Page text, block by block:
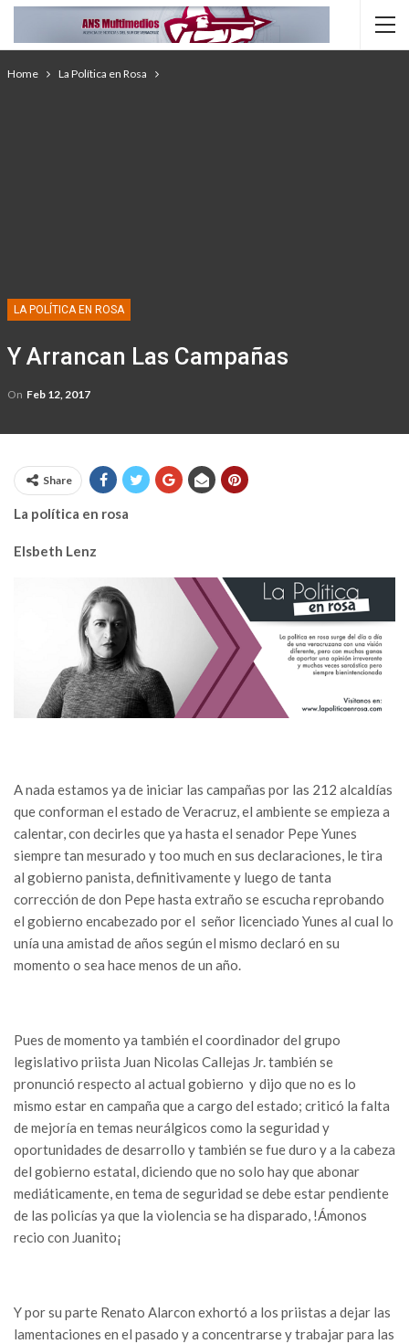
Home La Política en Rosa
LA POLÍTICA EN ROSA
Y Arrancan Las Campañas
On Feb 12, 2017
Share
La política en rosa
Elsbeth Lenz
A nada estamos ya de iniciar las campañas por las 212 alcaldías
que conforman el estado de Veracruz, el ambiente se empieza a
calentar, con decirles que ya hasta el senador Pepe Yunes
siempre tan mesurado y too much en sus declaraciones, le tira
al gobierno panista, definitivamente y luego de tanta
corrección de don Pepe hasta extraño se escucha reprobando
el gobierno encabezado por el señor licenciado Yunes al cual lo
unía una amistad de años según el mismo declaró en su
momento o sea hace menos de un año.
Pues de momento ya también el coordinador del grupo
legislativo priista Juan Nicolas Callejas Jr. también se
pronunció respecto al actual gobierno y dijo que no es lo
mismo estar en campaña que a cargo del estado; criticó la falta
de mejoría en temas neurálgicos como la seguridad y
oportunidades de desarrollo y también se fue duro y a la cabeza
del gobierno estatal, diciendo que no solo hay que abonar
mediáticamente, en tema de seguridad se debe estar pendiente
de las policías ya que la violencia se ha disparado, !Ámonos
recio con Juanito¡
Y por su parte Renato Alarcon exhortó a los priistas a dejar las
lamentaciones en el pasado y a concentrarse y trabajar para las